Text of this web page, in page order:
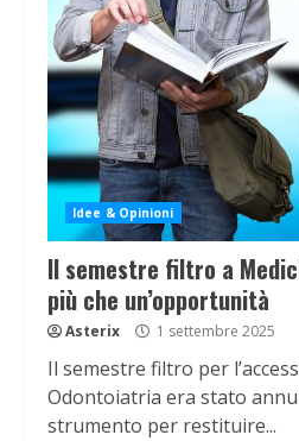
Idee & Opinioni
Il semestre filtro a
più che un’opportunità
Asterix 1 settembre 2025
Il semestre filtro per
Odontoiatria era stato
strumento per restituire...